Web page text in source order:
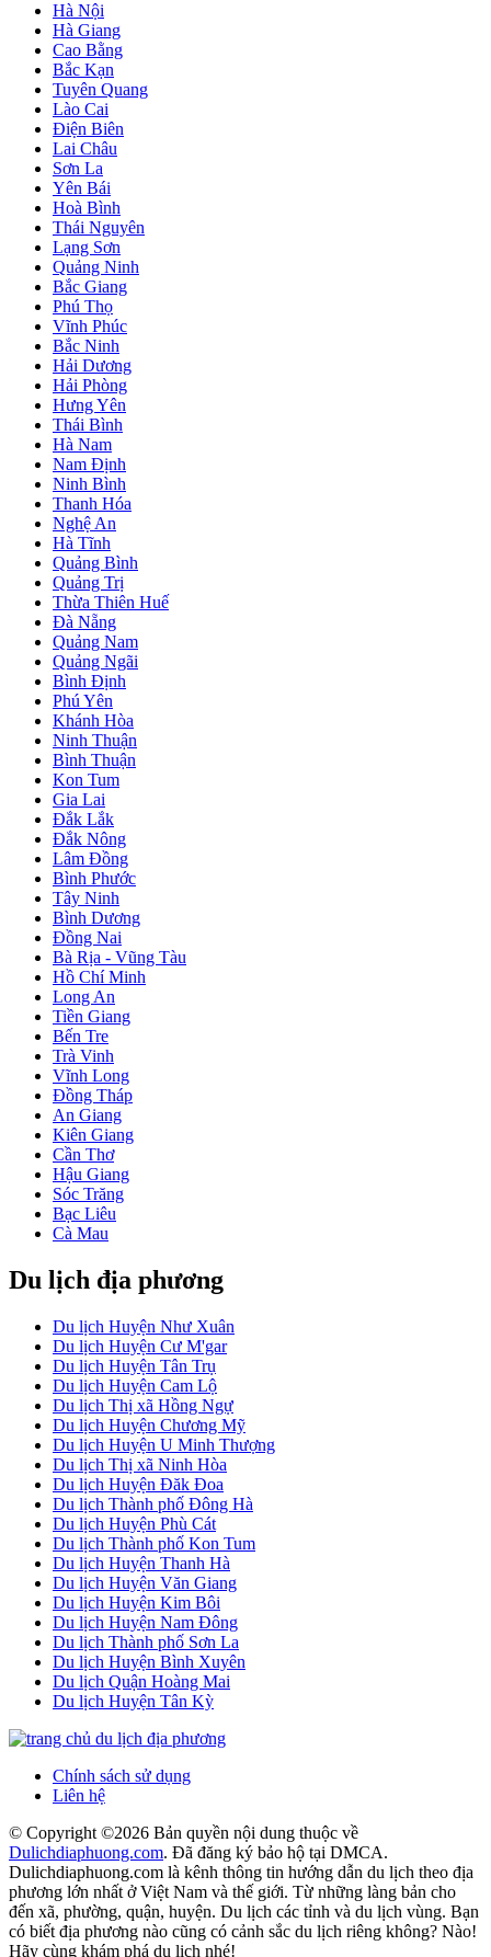
Hà Nội
Hà Giang
Cao Bằng
Bắc Kạn
Tuyên Quang
Lào Cai
Điện Biên
Lai Châu
Sơn La
Yên Bái
Hoà Bình
Thái Nguyên
Lạng Sơn
Quảng Ninh
Bắc Giang
Phú Thọ
Vĩnh Phúc
Bắc Ninh
Hải Dương
Hải Phòng
Hưng Yên
Thái Bình
Hà Nam
Nam Định
Ninh Bình
Thanh Hóa
Nghệ An
Hà Tĩnh
Quảng Bình
Quảng Trị
Thừa Thiên Huế
Đà Nẵng
Quảng Nam
Quảng Ngãi
Bình Định
Phú Yên
Khánh Hòa
Ninh Thuận
Bình Thuận
Kon Tum
Gia Lai
Đắk Lắk
Đắk Nông
Lâm Đồng
Bình Phước
Tây Ninh
Bình Dương
Đồng Nai
Bà Rịa - Vũng Tàu
Hồ Chí Minh
Long An
Tiền Giang
Bến Tre
Trà Vinh
Vĩnh Long
Đồng Tháp
An Giang
Kiên Giang
Cần Thơ
Hậu Giang
Sóc Trăng
Bạc Liêu
Cà Mau
Du lịch địa phương
Du lịch Huyện Như Xuân
Du lịch Huyện Cư M'gar
Du lịch Huyện Tân Trụ
Du lịch Huyện Cam Lộ
Du lịch Thị xã Hồng Ngự
Du lịch Huyện Chương Mỹ
Du lịch Huyện U Minh Thượng
Du lịch Thị xã Ninh Hòa
Du lịch Huyện Đăk Đoa
Du lịch Thành phố Đông Hà
Du lịch Huyện Phù Cát
Du lịch Thành phố Kon Tum
Du lịch Huyện Thanh Hà
Du lịch Huyện Văn Giang
Du lịch Huyện Kim Bôi
Du lịch Huyện Nam Đông
Du lịch Thành phố Sơn La
Du lịch Huyện Bình Xuyên
Du lịch Quận Hoàng Mai
Du lịch Huyện Tân Kỳ
Chính sách sử dụng
Liên hệ
© Copyright ©2026 Bản quyền nội dung thuộc về
Dulichdiaphuong.com. Đã đăng ký bảo hộ tại DMCA.
Dulichdiaphuong.com là kênh thông tin hướng dẫn du lịch theo địa
phương lớn nhất ở Việt Nam và thế giới. Từ những làng bản cho
đến xã, phường, quận, huyện. Du lịch các tỉnh và du lịch vùng. Bạn
có biết địa phương nào cũng có cảnh sắc du lịch riêng không? Nào!
Hãy cùng khám phá du lịch nhé!